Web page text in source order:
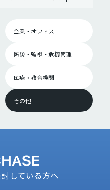
企業・オフィス
防災・監視・危機管理
医療・教育機関
その他
している方へ